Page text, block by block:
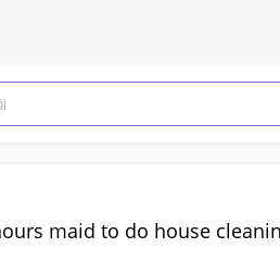
maid to do house